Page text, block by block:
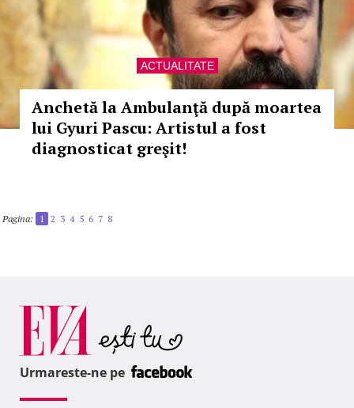
ACTUALITATE
Anchetă la Ambulanţă după moartea
lui Gyuri Pascu: Artistul a fost
diagnosticat greşit!
Pagina: 1 2 3 4 5 6 7 8
Urmareste-ne pe